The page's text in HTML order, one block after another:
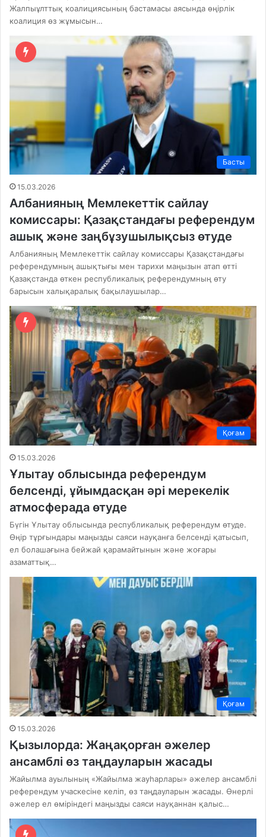
Жалпыұлттық коалициясының бастамасы аясында өңірлік
коалиция өз жұмысын…
Басты
15.03.2026
Албанияның Мемлекеттік сайлау
комиссары: Қазақстандағы референдум
ашық және заңбұзушылықсыз өтуде
Албанияның Мемлекеттік сайлау комиссары Қазақстандағы
референдумның ашықтығы мен тарихи маңызын атап өтті
Қазақстанда өткен республикалық референдумның өту
барысын халықаралық бақылаушылар…
Қоғам
15.03.2026
Ұлытау облысында референдум
белсенді, ұйымдасқан әрі мерекелік
атмосферада өтуде
Бүгін Ұлытау облысында республикалық референдум өтуде.
Өңір тұрғындары маңызды саяси науқанға белсенді қатысып,
ел болашағына бейжай қарамайтынын және жоғары
азаматтық…
Қоғам
15.03.2026
Қызылорда: Жаңақорған әжелер
ансамблі өз таңдауларын жасады
Жайылма ауылының «Жайылма жауһарлары» әжелер ансамблі
референдум учаскесіне келіп, өз таңдауларын жасады. Өнерлі
әжелер ел өміріндегі маңызды саяси науқаннан қалыс…